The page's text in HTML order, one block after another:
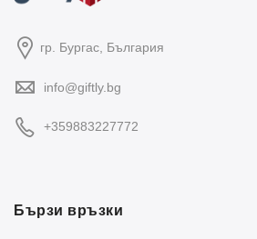
гр. Бургас, България
info@giftly.bg
+359883227772
Бързи връзки